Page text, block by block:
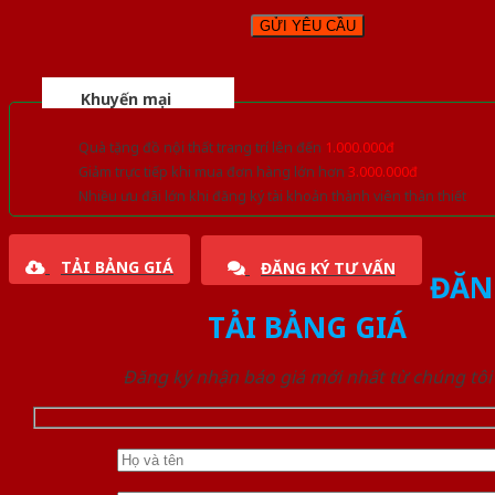
Khuyến mại
Quà tặng đồ nội thất trang trí lên đến 1.000.000đ
Giảm trực tiếp khi mua đơn hàng lớn hơn 3.000.000đ
Nhiều ưu đãi lớn khi đăng ký tài khoản thành viên thân thiết
TẢI BẢNG GIÁ ĐĂNG KÝ TƯ VẤN
TẢI BẢNG GIÁ
Đăng ký nhận báo giá mới nhất từ chúng tôi